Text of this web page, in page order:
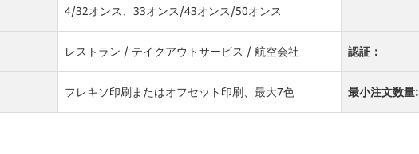
4/32オンス、33オンス/43オンス/50オンス
レストラン / テイクアウトサービス / 航空会社 認証：
フレキソ印刷またはオフセット印刷、最大7色 最小注文数量: